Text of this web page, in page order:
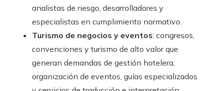
analistas de riesgo, desarrolladores y
especialistas en cumplimiento normativo.
Turismo de negocios y eventos: congresos,
convenciones y turismo de alto valor que
generan demandas de gestión hotelera,
organización de eventos, guías especializados